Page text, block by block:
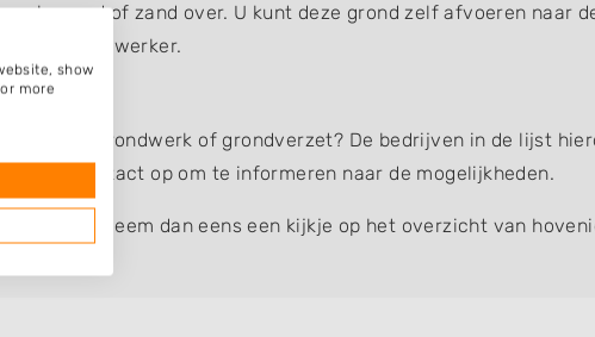
grond of zand over. U kunt deze grond zelf afvoeren naar
of grondwerker.
helpen bij grondwerk of grondverzet? De bedrijven in de lijst
neem contact op om te informeren naar de mogelijkheden.
? Neem dan eens een kijkje op het overzicht van
show
more